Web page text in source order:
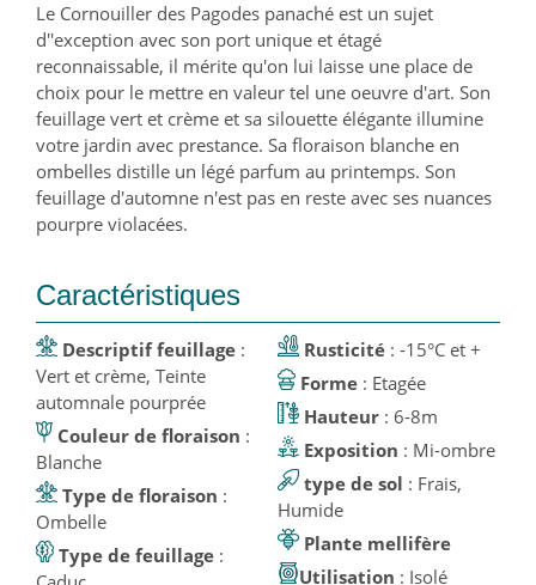
Le Cornouiller des Pagodes panaché est un sujet
d''exception avec son port unique et étagé
reconnaissable, il mérite qu'on lui laisse une place de
choix pour le mettre en valeur tel une oeuvre d'art. Son
feuillage vert et crème et sa silouette élégante illumine
votre jardin avec prestance. Sa floraison blanche en
ombelles distille un légé parfum au printemps. Son
feuillage d'automne n'est pas en reste avec ses nuances
pourpre violacées.
Caractéristiques
Descriptif feuillage :
Vert et crème, Teinte
automnale pourprée
Couleur de floraison :
Blanche
Type de floraison :
Ombelle
Type de feuillage :
Rusticité: -15°C et +
Forme
: Etagée
Hauteur: 6-8m
Exposition
: Mi-ombre
type de sol : Frais,
Humide
Plante mellifère
Utilisation
: Isolé